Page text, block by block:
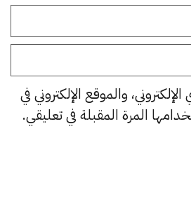
والموقع الإلكتروني في
المرة المقبلة في تعليقي.